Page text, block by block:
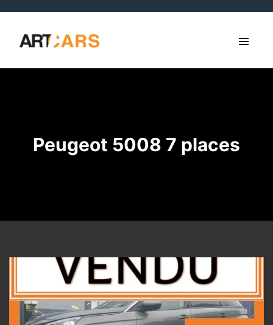
Peugeot 5008 7 places